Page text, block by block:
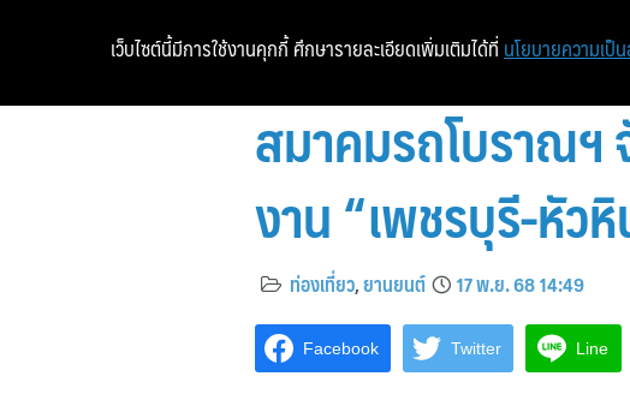
สมาคมรถโบราณฯ
งาน “เพชรบุรี-หัว
ท่องเที่ยว,ยานยนต์ 17 พ.ย. 68 14:49
Facebook Twitter Line
เว็บไซต์นี้มีการใช้งานคุกกี้ ศึกษารายละเอียดเพิ่มเติมได้ที่ นโยบายความเป็